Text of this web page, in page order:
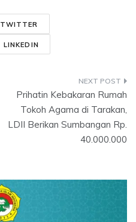
TWITTER
LINKEDIN
Prihatin Kebakaran Rumah
Tokoh Agama di Tarakan,
LDII Berikan Sumbangan Rp.
40.000.000